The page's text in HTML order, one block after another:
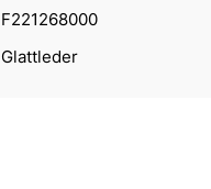
F221268000
Glattleder